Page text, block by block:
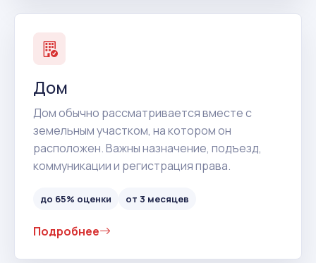
Дом
Дом обычно рассматривается вместе с
земельным участком, на котором он
расположен. Важны назначение, подъезд,
коммуникации и регистрация права.
до 65% оценки от 3 месяцев
Подробнее